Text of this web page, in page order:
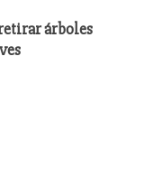
árboles